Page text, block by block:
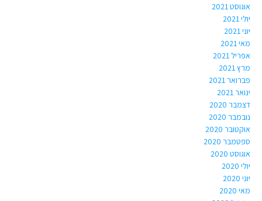
אוגוסט 2021
יולי 2021
יוני 2021
מאי 2021
אפריל 2021
מרץ 2021
פברואר 2021
ינואר 2021
דצמבר 2020
נובמבר 2020
אוקטובר 2020
ספטמבר 2020
אוגוסט 2020
יולי 2020
יוני 2020
מאי 2020